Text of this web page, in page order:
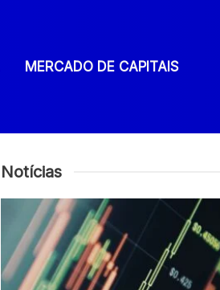
MERCADO DE CAPITAIS
Notícias